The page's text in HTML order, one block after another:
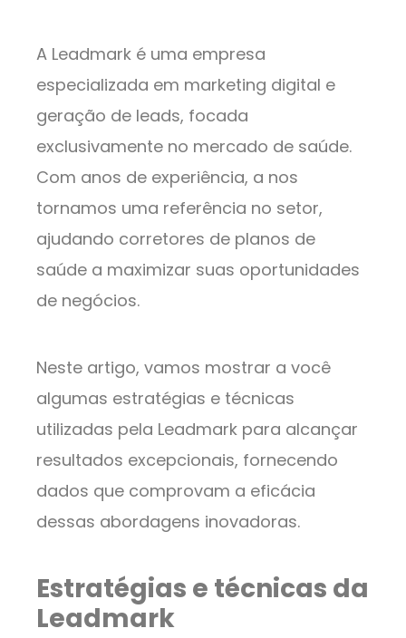
A Leadmark é uma empresa
especializada em marketing digital e
geração de leads, focada
exclusivamente no mercado de saúde.
Com anos de experiência, a nos
tornamos uma referência no setor,
ajudando corretores de planos de
saúde a maximizar suas oportunidades
de negócios.
Neste artigo, vamos mostrar a você
algumas estratégias e técnicas
utilizadas pela Leadmark para alcançar
resultados excepcionais, fornecendo
dados que comprovam a eficácia
dessas abordagens inovadoras.
Estratégias e técnicas da
Leadmark